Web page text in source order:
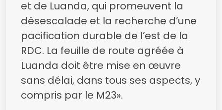
et de Luanda, qui promeuvent la
désescalade et la recherche d’une
pacification durable de l’est de la
RDC. La feuille de route agréée à
Luanda doit être mise en œuvre
sans délai, dans tous ses aspects, y
compris par le M23».